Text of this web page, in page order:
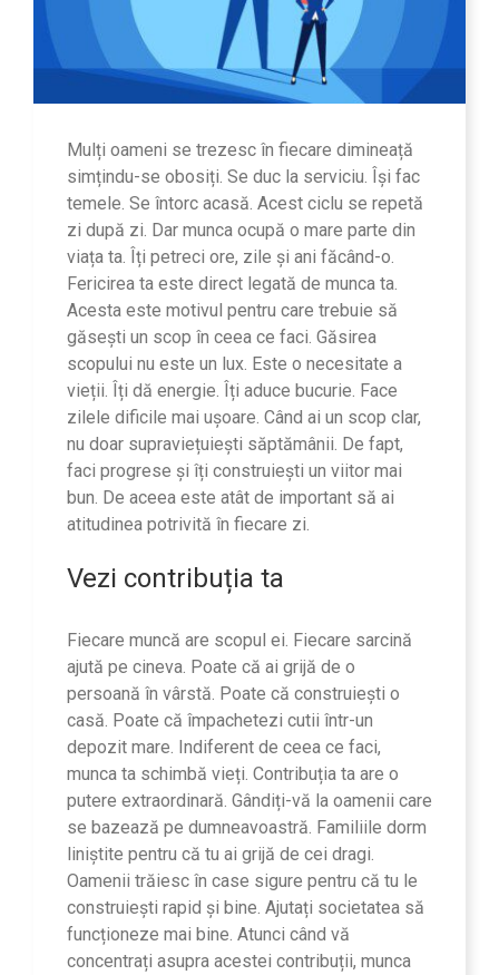
Mulți oameni se trezesc în fiecare dimineață
simțindu-se obosiți. Se duc la serviciu. Își fac
temele. Se întorc acasă. Acest ciclu se repetă
zi după zi. Dar munca ocupă o mare parte din
viața ta. Îți petreci ore, zile și ani făcând-o.
Fericirea ta este direct legată de munca ta.
Acesta este motivul pentru care trebuie să
găsești un scop în ceea ce faci. Găsirea
scopului nu este un lux. Este o necesitate a
vieții. Îți dă energie. Îți aduce bucurie. Face
zilele dificile mai ușoare. Când ai un scop clar,
nu doar supraviețuiești săptămânii. De fapt,
faci progrese și îți construiești un viitor mai
bun. De aceea este atât de important să ai
atitudinea potrivită în fiecare zi.
Vezi contribuția ta
Fiecare muncă are scopul ei. Fiecare sarcină
ajută pe cineva. Poate că ai grijă de o
persoană în vârstă. Poate că construiești o
casă. Poate că împachetezi cutii într-un
depozit mare. Indiferent de ceea ce faci,
munca ta schimbă vieți. Contribuția ta are o
putere extraordinară. Gândiți-vă la oamenii care
se bazează pe dumneavoastră. Familiile dorm
liniștite pentru că tu ai grijă de cei dragi.
Oamenii trăiesc în case sigure pentru că tu le
construiești rapid și bine. Ajutați societatea să
funcționeze mai bine. Atunci când vă
concentrați asupra acestei contribuții, munca